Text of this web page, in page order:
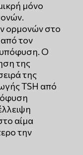
μόνο
ορμονών στο
από τον
Ο
της
της
TSH από
αίμα
την